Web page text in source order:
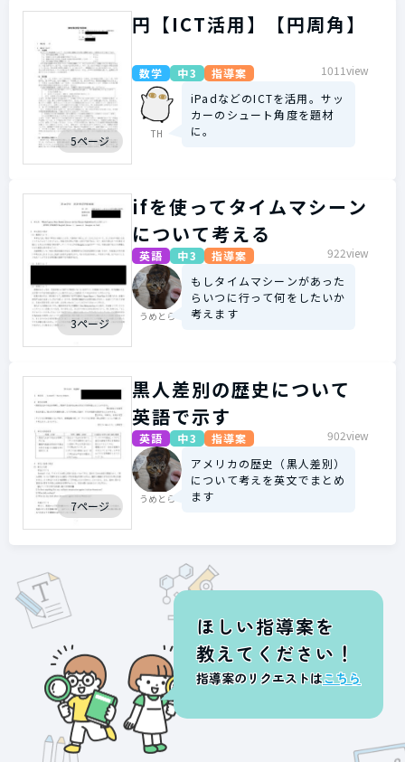
5ページ
円【ICT活用】【円周角】
数学 中3 指導案 1011view
TH
iPadなどのICTを活用。サッ
カーのシュート角度を題材
に。
3ページ
ifを使ってタイムマシーン
について考える
英語 中3 指導案 922view
うめとら
もしタイムマシーンがあった
らいつに行って何をしたいか
考えます
7ページ
黒人差別の歴史について
英語で示す
英語 中3 指導案 902view
うめとら
アメリカの歴史（黒人差別）
について考えを英文でまとめ
ます
ほしい指導案を
教えてください！
指導案のリクエストはこちら